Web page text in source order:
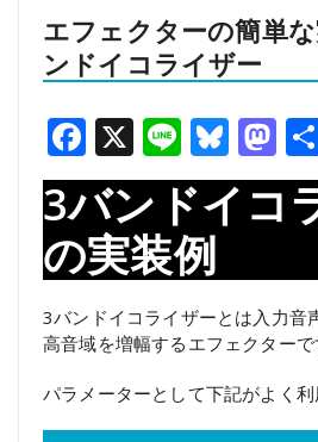
エフェクターの簡単
ンドイコライザー
Facebook
X Line
3バンドイコ
の実装例
3バンドイコライザーとは入力音
高音域を増幅するエフェクターで
パラメーターとして下記がよく利